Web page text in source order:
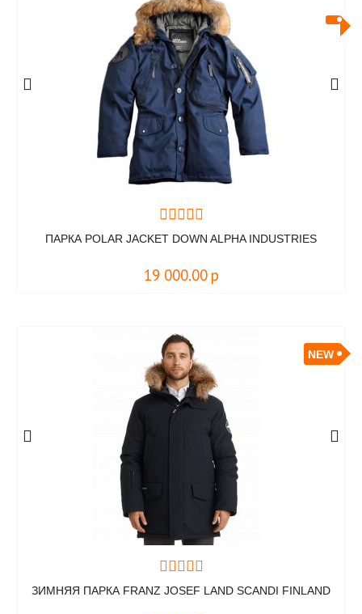
ПАРКА POLAR JACKET DOWN ALPHA INDUSTRIES
19 000.00 р
NEW
ЗИМНЯЯ ПАРКА FRANZ JOSEF LAND SCANDI FINLAND